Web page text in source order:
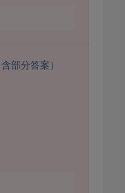
部分答案）